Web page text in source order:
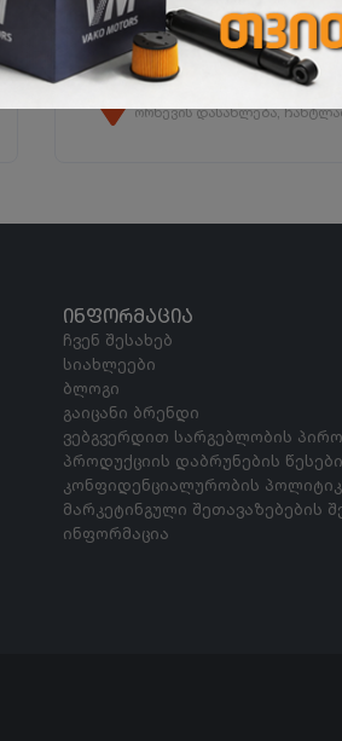
ორხევის დასახლება,
ᲘᲜᲤᲝᲠᲛᲐᲪᲘᲐ
ჩვენ შესახებ
სიახლეები
ბლოგი
გაიცანი ბრენდი
ვებგვერდით სარგებლობის
პროდუქციის დაბრუნების
კონფიდენციალურობის
მარკეტინგული შეთავაზებების
ინფორმაცია